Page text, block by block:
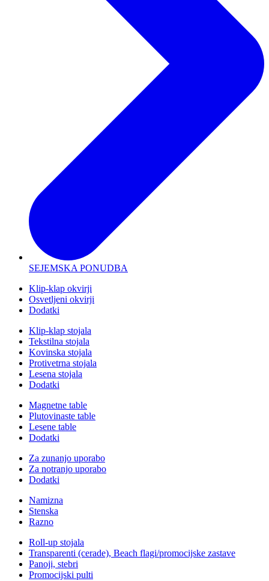
SEJEMSKA PONUDBA
Klip-klap okvirji
Osvetljeni okvirji
Dodatki
Klip-klap stojala
Tekstilna stojala
Kovinska stojala
Protivetrna stojala
Lesena stojala
Dodatki
Magnetne table
Plutovinaste table
Lesene table
Dodatki
Za zunanjo uporabo
Za notranjo uporabo
Dodatki
Namizna
Stenska
Razno
Roll-up stojala
Transparenti (cerade), Beach flagi/promocijske zastave
Panoji, stebri
Promocijski pulti